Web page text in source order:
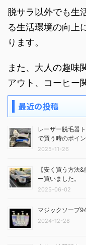
脱サラ以外でも生
る生活環境の向上
ります。
また、大人の趣味
アウト、コーヒー
最近の投稿
レーザー脱毛器
で買う時のポイン
2025-11-26
【安く買う方法
ー買いました。
2025-06-02
マジックソープ
2024-12-28